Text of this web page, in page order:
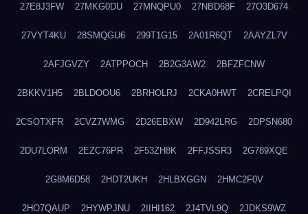
27E8J3FW 27MKG0DU 27MNQPU0 27NBD68F 27O3D674
27VYT4KU 28SMQGU6 299T1G15 2A01R6QT 2AAYZL7V
2AFJGVZY 2ATPPOCH 2B2G3AW2 2BFZFCNW
2BKKV1H5 2BLDOOU6 2BRHOLRJ 2CKA0HWT 2CRELPQI
2CSOTXFR 2CVZ7WMG 2D26EBXW 2D942LRG 2DPSN680
2DU7LORM 2EZC76PR 2F53ZH8K 2FFJSSR3 2G789XQE
2G8M6D58 2HDT2UKH 2HLBXGGN 2HMC2F0V
2HO7QAUP 2HYWPJNU 2IIHI162 2J4TVL9Q 2JDKS9WZ